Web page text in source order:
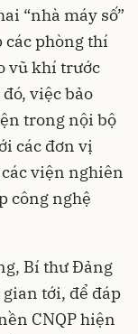
“nhà máy số”
các phòng thí
vũ khí trước
việc bảo
trong nội bộ
các đơn vị
các viện nghiên
công nghệ
Bí thư Đảng
gian tới, để đáp
CNQP hiện